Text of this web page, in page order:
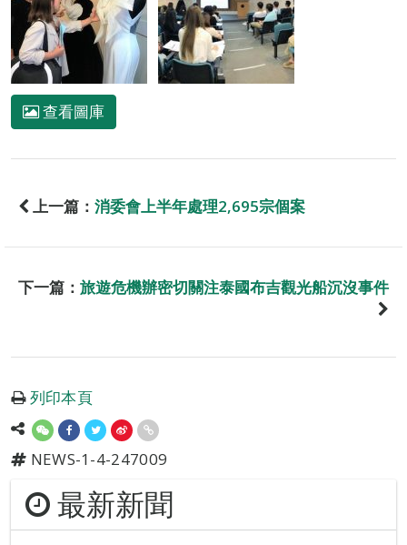
查看圖庫
上一篇： 消委會上半年處理2,695宗個案
下一篇： 旅遊危機辦密切關注泰國布吉觀光船沉沒事件
列印本頁
NEWS-1-4-247009
最新新聞